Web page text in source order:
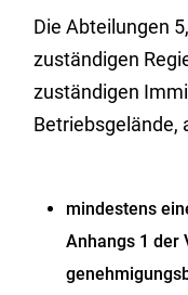
Die Abteilungen
zuständigen
zuständigen
Betriebsgelände,
mindestens
Anhangs 1 der